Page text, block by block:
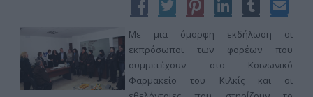
Με μια όμορφη εκδήλωση οι
εκπρόσωποι των φορέων που
συμμετέχουν στο Κοινωνικό
Φαρμακείο του Κιλκίς και οι